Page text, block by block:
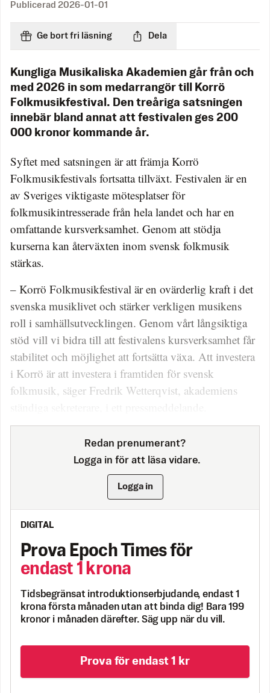
Publicerad 2026-01-01
Ge bort fri läsning Dela
Kungliga Musikaliska Akademien går från och
med 2026 in som medarrangör till Korrö
Folkmusikfestival. Den treåriga satsningen
innebär bland annat att festivalen ges 200
000 kronor kommande år.
Syftet med satsningen är att främja Korrö
Folkmusikfestivals fortsatta tillväxt. Festivalen är en
av Sveriges viktigaste mötesplatser för
folkmusikintresserade från hela landet och har en
omfattande kursverksamhet. Genom att stödja
kurserna kan återväxten inom svensk folkmusik
stärkas.
– Korrö Folkmusikfestival är en ovärderlig kraft i det
svenska musiklivet och stärker verkligen musikens
roll i samhällsutvecklingen. Genom vårt långsiktiga
stöd vill vi bidra till att festivalens kursverksamhet får
stabilitet och möjlighet att fortsätta växa. Att investera
i Korrö är att investera i framtiden för svensk
folkmusik, säger Fredrik Wetterqvist, akademiens
Redan prenumerant?
Logga in för att läsa vidare.
Logga in
DIGITAL
Prova Epoch Times för
endast 1 krona
Tidsbegränsat introduktionserbjudande, endast 1
krona första månaden utan att binda dig! Bara 199
kronor i månaden därefter. Säg upp när du vill.
Prova för endast 1 kr